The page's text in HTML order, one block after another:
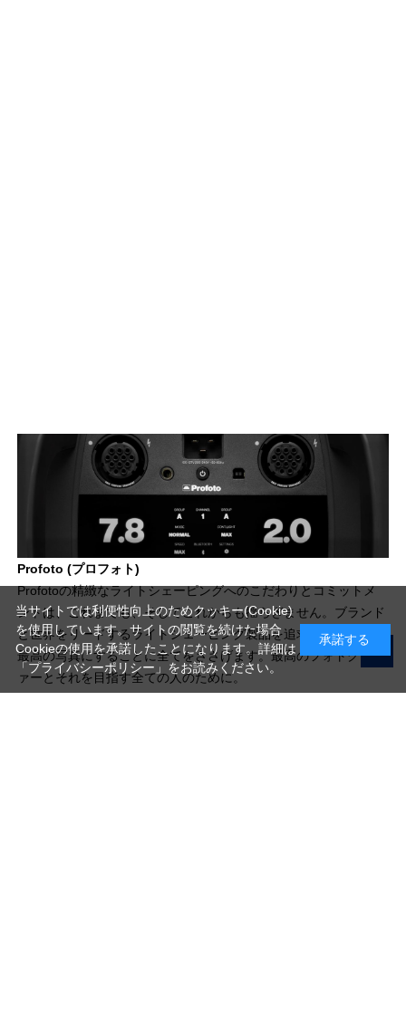
Profoto (プロフォト)
Profotoの精緻なライトシェーピングへのこだわりとコミットメ
ントは、これまでも、そしてこれからも揺らぎません。ブランド
と世界をリードするライトシェーピング製品を追求し、1枚1枚を
最高の写真にすることに全てをささげます。最高のフォトグラフ
ァーとそれを目指す全ての人のために。
当サイトでは利便性向上のためクッキー(Cookie)
を使用しています。サイトの閲覧を続けた場合
Cookieの使用を承諾したことになります。詳細は
「プライバシーポリシー」 をお読みください。
承諾する